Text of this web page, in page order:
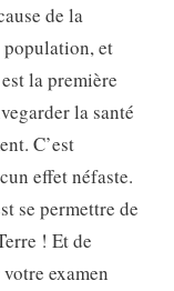
de la
et
la première
la santé
C’est
effet néfaste.
se permettre de
! Et de
examen